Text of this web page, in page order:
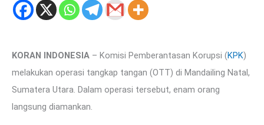
KORAN INDONESIA – Komisi Pemberantasan Korupsi (KPK)
melakukan operasi tangkap tangan (OTT) di Mandailing Natal,
Sumatera Utara. Dalam operasi tersebut, enam orang
langsung diamankan.